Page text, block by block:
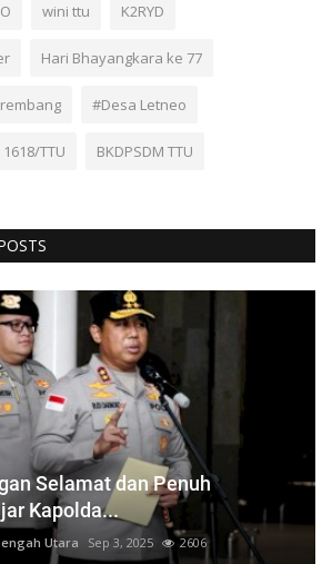
wini ttu K2RYD
Hari Bhayangkara ke 77
#Desa Letneo
1618/TTU BKDPSDM TTU
Selamat dan Penuh
Kapolda...
Utara Sep 3, 2025 2606